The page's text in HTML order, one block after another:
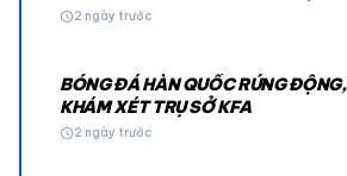
schedule2 ngày trước
BÓNG ĐÁ HÀN QUỐC RÚNG
KHÁM XÉT TRỤ SỞ KFA
schedule2 ngày trước